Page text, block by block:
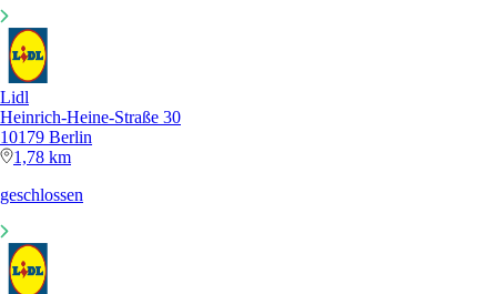
Lidl
Heinrich-Heine-Straße 30
10179 Berlin
1,78 km
geschlossen